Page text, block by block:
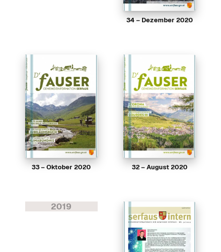
34 – Dezember 2020
33 – Oktober 2020 32 – August 2020
2019